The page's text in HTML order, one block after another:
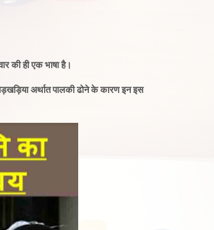
की ही एक भाषा है।
अर्थात पालकी ढोने के कारण इन इस